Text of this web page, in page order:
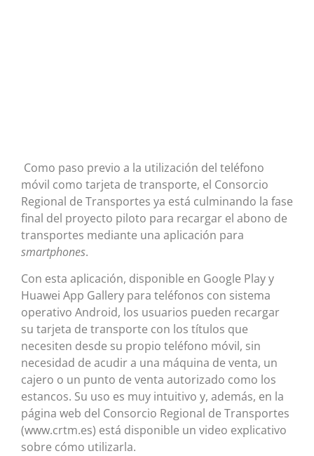
Como paso previo a la utilización del teléfono
móvil como tarjeta de transporte, el Consorcio
Regional de Transportes ya está culminando la fase
final del proyecto piloto para recargar el abono de
transportes mediante una aplicación para
smartphones.
Con esta aplicación, disponible en Google Play y
Huawei App Gallery para teléfonos con sistema
operativo Android, los usuarios pueden recargar
su tarjeta de transporte con los títulos que
necesiten desde su propio teléfono móvil, sin
necesidad de acudir a una máquina de venta, un
cajero o un punto de venta autorizado como los
estancos. Su uso es muy intuitivo y, además, en la
página web del Consorcio Regional de Transportes
(www.crtm.es) está disponible un video explicativo
sobre cómo utilizarla.